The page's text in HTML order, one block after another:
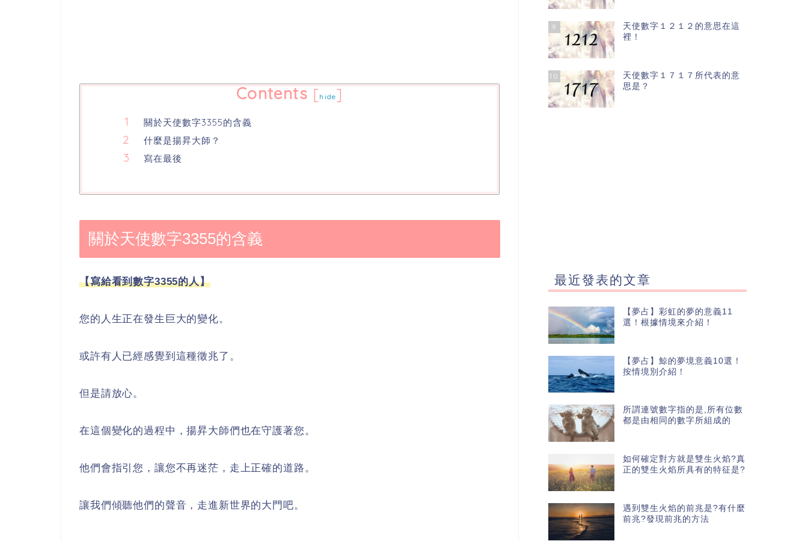
Contents [hide]
關於天使數字3355的含義
什麼是揚昇大師？
寫在最後
關於天使數字3355的含義
【寫給看到數字3355的人】
您的人生正在發生巨大的變化。
或許有人已經感覺到這種徵兆了。
但是請放心。
在這個變化的過程中，揚昇大師們也在守護著您。
他們會指引您，讓您不再迷茫，走上正確的道路。
讓我們傾聽他們的聲音，走進新世界的大門吧。
9
天使數字１２１２的意思在這
裡！
10
天使數字１７１７所代表的意
思是？
最近發表的文章
【夢占】彩虹的夢的意義11
選！根據情境來介紹！
【夢占】鯨的夢境意義10選！
按情境別介紹！
所謂連號數字指的是,所有位數
都是由相同的數字所組成的
如何確定對方就是雙生火焰?真
正的雙生火焰所具有的特征是?
遇到雙生火焰的前兆是?有什麼
前兆?發現前兆的方法